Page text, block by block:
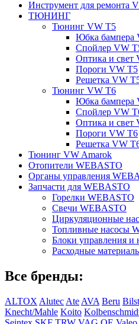
Инструмент для ремонта
ТЮНИНГ
Тюнинг VW T5
Юбка бампера
Спойлер VW
Оптика и свет
Пороги VW T5
Решетка VW
Тюнинг VW T6
Юбка бампера
Спойлер VW
Оптика и свет
Пороги VW T6
Решетка VW
Тюнинг VW Amarok
Отопители WEBASTO
Органы управления
Запчасти для WEBASTO
Горелки WEBASTO
Свечи WEBASTO
Циркуляционные
Топливные насосы
Блоки управления и
Расходные
Все бренды:
ALTOX Alutec Ate AVA Beru
Knecht/Mahle Koito